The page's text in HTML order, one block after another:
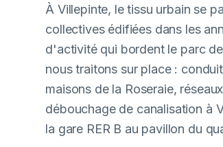
À Villepinte, le tissu urbain se
collectives édifiées dans les
d'activité qui bordent le parc
nous traitons sur place :
maisons de la Roseraie,
débouchage de canalisation à
la gare RER B au pavillon du